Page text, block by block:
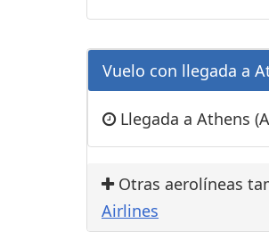
Vuelo con llegada a
Llegada a Athens
Otras aerolíneas
Airlines